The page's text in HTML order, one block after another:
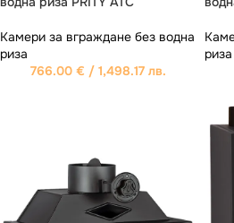
Камери за вграждане без водна
риза
766.00 € / 1,498.17 лв.
риза